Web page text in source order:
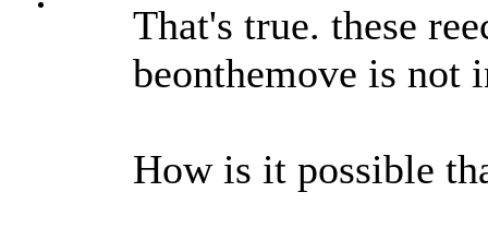
That's true. these
beonthemove is not
How is it possible